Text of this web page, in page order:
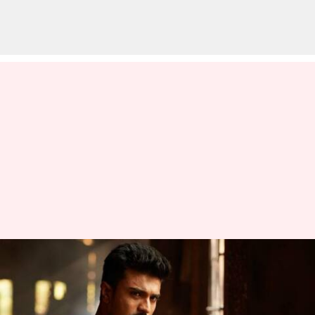
राम चरण ने किया अपनी अगली
फिल्म 'गेम चेंजर' का ऐलान, कियारा
आडवाणी होंगी जोड़ीदार